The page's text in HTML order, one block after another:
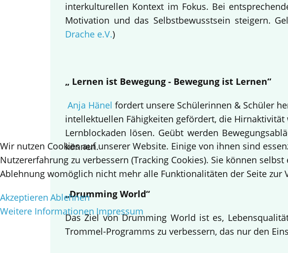
interkulturellen Kontext im Fokus. Bei
Motivation und das Selbstbewusstsein steigern.
Drache e.V.)
„ Lernen ist Bewegung - Bewegung ist Lernen“
Anja Hänel fordert unsere Schülerinnen & Schüler
intellektuellen Fähigkeiten gefördert, die
Lernblockaden lösen. Geübt werden
können.
„Drumming World“
Das Ziel von Drumming World ist es,
Trommel-Programms zu verbessern, das nur den
Wir nutzen Cookies auf unserer Website. Einige von ihnen sind
Nutzererfahrung zu verbessern (Tracking Cookies). Sie können
Ablehnung womöglich nicht mehr alle Funktionalitäten der Seite zur
Akzeptieren Ablehnen
Weitere Informationen Impressum